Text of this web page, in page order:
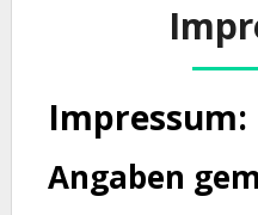
Impressum:
Angaben